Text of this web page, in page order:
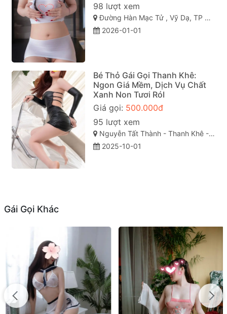
98 lượt xem
Đường Hàn Mạc Tử , Vỹ Dạ, TP Huế
2026-01-01
Bé Thỏ Gái Gọi Thanh Khê:
Ngon Giá Mềm, Dịch Vụ Chất
Xanh Non Tươi RóI
Giá gọi: 500.000đ
95 lượt xem
Nguyễn Tất Thành - Thanh Khê - Đà Nẵng
2025-10-01
Gái Gọi Khác